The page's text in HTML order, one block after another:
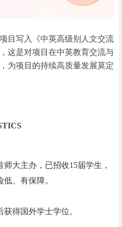
目写入《中英高级别人文交流
这是对项目在中英教育交流与
为项目的持续高质量发展莫定
大主办，已招收15届学生，
、有保障。
得国外学士学位。